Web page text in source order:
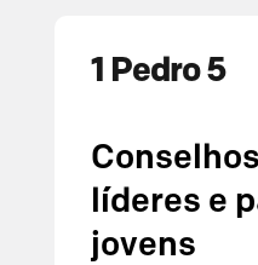
1 Pedro 5
líderes e
jovens